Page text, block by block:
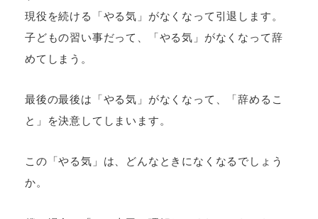
現役を続ける「やる気」がなくなって引退します。
子どもの習い事だって、「やる気」がなくなって辞
めてしまう。
最後の最後は「やる気」がなくなって、「辞めるこ
と」を決意してしまいます。
この「やる気」は、どんなときになくなるでしょう
か。